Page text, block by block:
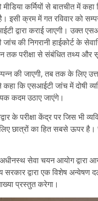
कर्मियों से बातचीत में
है। इसी क्रम में गत रविवार को
द्वारा कराई जाएगी। उक्त
की निगरानी हाईकोर्ट के
तक परीक्षा से संबंधित तथ्य
की जाएगी, तब तक के
कहा कि एसआईटी जांच में दोषी
कदम उठाए जाएंगे।
के परीक्षा केंद्र पर जिस भी
छात्रों का हित सबसे ऊपर है।
सेवा चयन आयोग द्वारा
सरकार द्वारा एक विशेष
प्रस्तुत करेगा।